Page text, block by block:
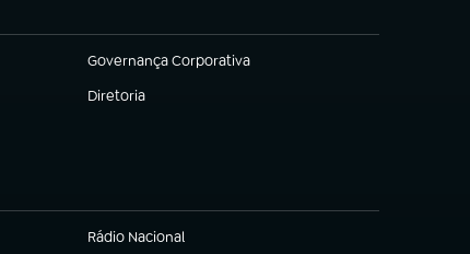
Governança Corporativa
(abre em nova aba)
Diretoria
(abre em nova aba)
Rádio Nacional